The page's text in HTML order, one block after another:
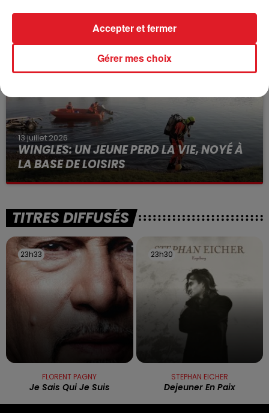
VOLONTAIRE EN COURS, APRÈS LA...
Selon les premiers éléments, le logement servait
à des prostituées
13 juillet 2026
WINGLES: UN JEUNE PERD LA VIE, NOYÉ À
LA BASE DE LOISIRS
La victime a coulé à pic
TITRES DIFFUSÉS
23h33
23h33
FLORENT PAGNY
Je Sais Qui Je Suis
23h30
23h30
STEPHAN EICHER
Dejeuner En Paix
Gérer mes choix
Accepter et fermer